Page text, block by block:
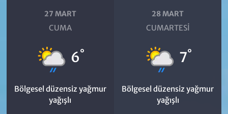
27 MART
CUMA
6°
Bölgesel düzensiz yağmur
yağışlı
28 MART
CUMARTESI
7°
Bölgesel düzensiz yağmur
yağışlı